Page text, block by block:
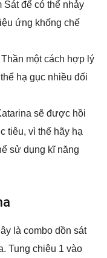
Sát để có thể nhảy
ứng khống chế
một cách hợp lý
hạ gục nhiều đối
sẽ được hồi
tiêu, vì thế hãy hạ
sử dụng kĩ năng
là combo dồn sát
Tung chiêu 1 vào